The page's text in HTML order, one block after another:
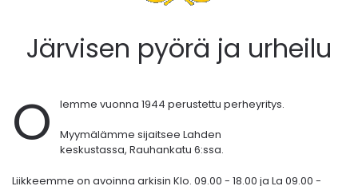
Järvisen pyörä ja urheilu
O
lemme vuonna 1944 perustettu perheyritys.
Myymälämme sijaitsee Lahden
keskustassa, Rauhankatu 6:ssa.
Liikkeemme on avoinna arkisin Klo. 09.00 - 18.00 ja La 09.00 -